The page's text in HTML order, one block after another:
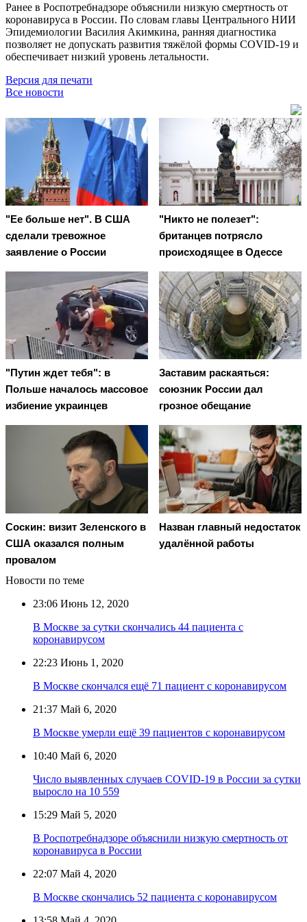
Ранее в Роспотребнадзоре объяснили низкую смертность от
коронавируса в России. По словам главы Центрального НИИ
Эпидемиологии Василия Акимкина, ранняя диагностика
позволяет не допускать развития тяжёлой формы COVID-19 и
обеспечивает низкий уровень летальности.
Версия для печати
Все новости
"Ее больше нет". В США
сделали тревожное
заявление о России
"Никто не полезет":
британцев потрясло
происходящее в Одессе
"Путин ждет тебя": в
Польше началось массовое
избиение украинцев
Заставим раскаяться:
союзник России дал
грозное обещание
Соскин: визит Зеленского в
США оказался полным
провалом
Назван главный недостаток
удалённой работы
Новости по теме
23:06 Июнь 12, 2020
В Москве за сутки скончались 44 пациента с
коронавирусом
22:23 Июнь 1, 2020
В Москве скончался ещё 71 пациент с коронавирусом
21:37 Май 6, 2020
В Москве умерли ещё 39 пациентов с коронавирусом
10:40 Май 6, 2020
Число выявленных случаев COVID-19 в России за сутки
выросло на 10 559
15:29 Май 5, 2020
В Роспотребнадзоре объяснили низкую смертность от
коронавируса в России
22:07 Май 4, 2020
В Москве скончались 52 пациента с коронавирусом